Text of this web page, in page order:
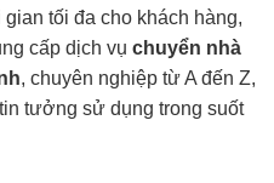
tối đa cho khách hàng,
cấp dịch vụ chuyển nhà
, chuyên nghiệp từ A đến Z,
tưởng sử dụng trong suốt